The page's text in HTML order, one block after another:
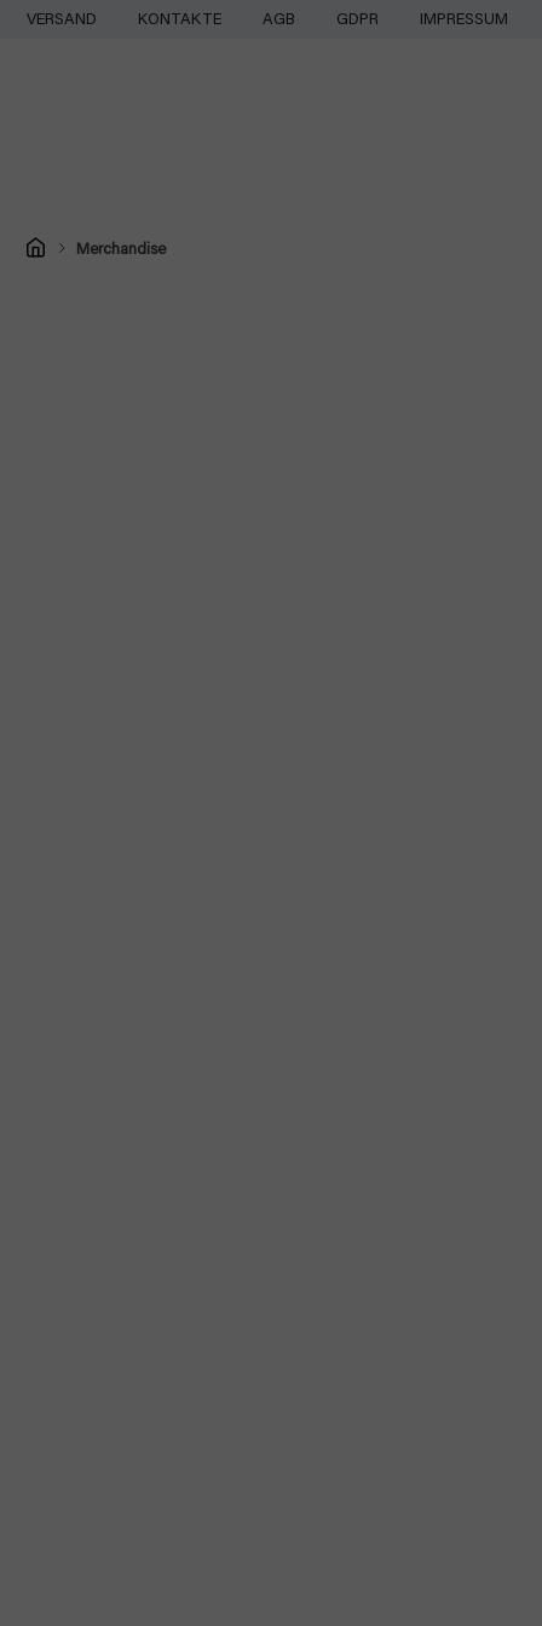
Zum
VERSAND KONTAKTE AGB GDPR IMPRESSUM
StartseiteMerchandise